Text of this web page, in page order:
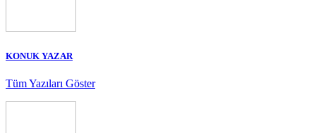
KONUK YAZAR
Tüm Yazıları Göster